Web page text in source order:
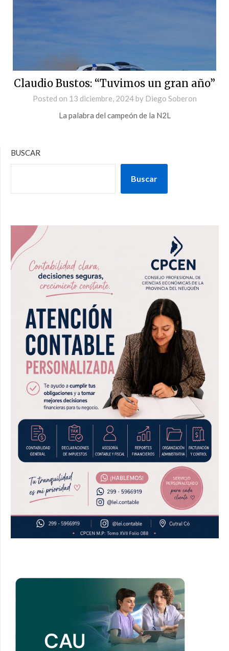
Claudio Bustos: “Tuvimos un gran año”
Posted on 13 diciembre, 2024by Diego Soberon
La palabra del campeón de la N2L
BUSCAR
Buscar